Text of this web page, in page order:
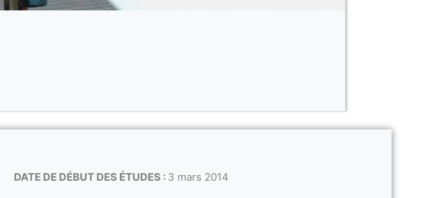
DATE DE DÉBUT DES ÉTUDES : 3 mars 2014